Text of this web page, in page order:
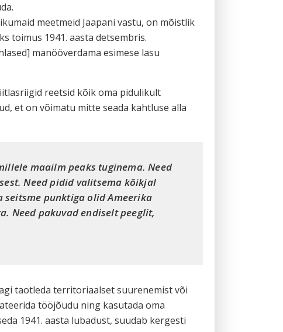
meetmeid Jaapani vastu, on mõistlik
toimus 1941. aasta detsembris.
manööverdama esimese lasu
reetsid kõik oma pidulikult
et on võimatu mitte seada kahtluse alla
maailm peaks tuginema. Need
Need pidid valitsema kõikjal
punktiga olid Ameerika
Need pakuvad endiselt peeglit,
taotleda territoriaalset suurenemist või
tööjõudu ning kasutada oma
1941. aasta lubadust, suudab kergesti